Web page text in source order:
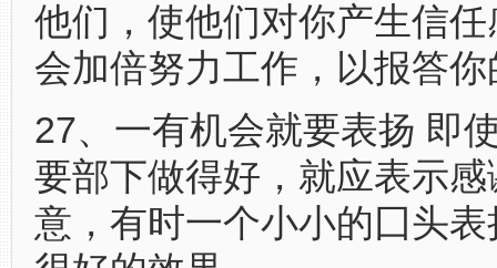
他们，使他们对你产生信
会加倍努力工作，以报答
27、一有机会就要表扬 即
要部下做得好，就应表示
意，有时一个小小的囗头